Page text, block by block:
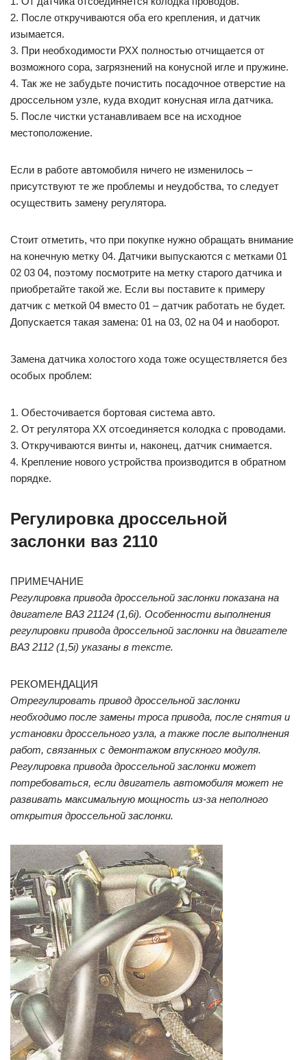
2. После откручиваются оба его крепления, и датчик
изымается.
3. При необходимости РХХ полностью отчищается от
возможного сора, загрязнений на конусной игле и пружине.
4. Так же не забудьте почистить посадочное отверстие на
дроссельном узле, куда входит конусная игла датчика.
5. После чистки устанавливаем все на исходное
местоположение.
Если в работе автомобиля ничего не изменилось –
присутствуют те же проблемы и неудобства, то следует
осуществить замену регулятора.
Стоит отметить, что при покупке нужно обращать внимание
на конечную метку 04. Датчики выпускаются с метками 01
02 03 04, поэтому посмотрите на метку старого датчика и
приобретайте такой же. Если вы поставите к примеру
датчик с меткой 04 вместо 01 – датчик работать не будет.
Допускается такая замена: 01 на 03, 02 на 04 и наоборот.
Замена датчика холостого хода тоже осуществляется без
особых проблем:
1. Обесточивается бортовая система авто.
2. От регулятора ХХ отсоединяется колодка с проводами.
3. Откручиваются винты и, наконец, датчик снимается.
4. Крепление нового устройства производится в обратном
порядке.
Регулировка дроссельной
заслонки ваз 2110
ПРИМЕЧАНИЕ
Регулировка привода дроссельной заслонки показана на
двигателе ВАЗ 21124 (1,6i). Особенности выполнения
регулировки привода дроссельной заслонки на двигателе
ВАЗ 2112 (1,5i) указаны в тексте.
РЕКОМЕНДАЦИЯ
Отрегулировать привод дроссельной заслонки
необходимо после замены троса привода, после снятия и
установки дроссельного узла, а также после выполнения
работ, связанных с демонтажом впускного модуля.
Регулировка привода дроссельной заслонки может
потребоваться, если двигатель автомобиля может не
развивать максимальную мощность из-за неполного
открытия дроссельной заслонки.